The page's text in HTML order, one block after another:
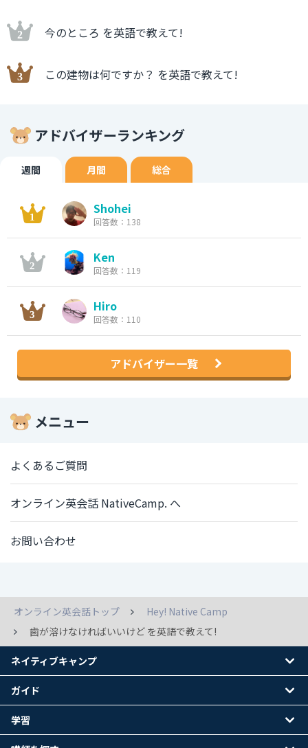
今のところ を英語で教えて!
この建物は何ですか？ を英語で教えて!
アドバイザーランキング
週間 月間 総合
Shohei
回答数：138
Ken
回答数：119
Hiro
回答数：110
アドバイザー一覧
メニュー
よくあるご質問
オンライン英会話 NativeCamp. へ
お問い合わせ
オンライン英会話トップ
Hey! Native Camp
歯が溶けなければいいけど を英語で教えて!
ネイティブキャンプ
ガイド
学習